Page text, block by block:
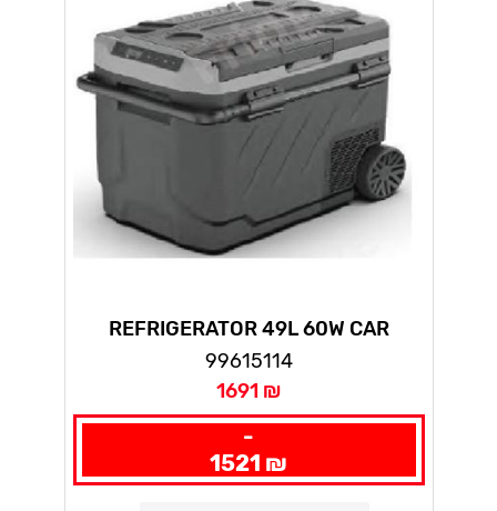
REFRIGERATOR 49L 60W CAR
12VDC/230VAC + HANDLE + WHEELS
99615114
1691 ₪
-
1521 ₪